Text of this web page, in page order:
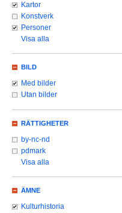
Kartor
Konstverk
Personer
Visa alla
BILD
Med bilder
Utan bilder
RÄTTIGHETER
by-nc-nd
pdmark
Visa alla
ÄMNE
Kulturhistoria